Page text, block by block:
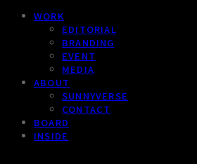
WORK
EDITORIAL
BRANDING
EVENT
MEDIA
ABOUT
SUNNYVERSE
CONTACT
BOARD
INSIDE